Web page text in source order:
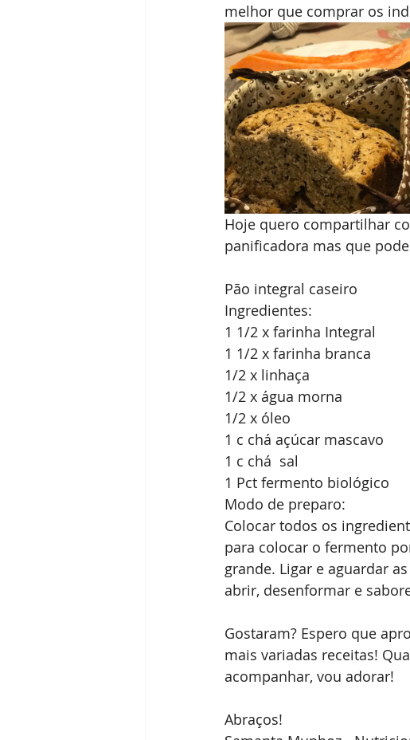
melhor que comprar os
Hoje quero compartilhar
panificadora mas que
Pão integral caseiro
Ingredientes:
1 1/2 x farinha Integral
1 1/2 x farinha branca
1/2 x linhaça
1/2 x água morna
1/2 x óleo
1 c chá açúcar mascavo
1 c chá  sal
1 Pct fermento biológico
Modo de preparo:
Colocar todos os
para colocar o fermento
grande. Ligar e aguardar
abrir, desenformar e
Gostaram? Espero que
mais variadas receitas!
acompanhar, vou adorar!
Abraços!